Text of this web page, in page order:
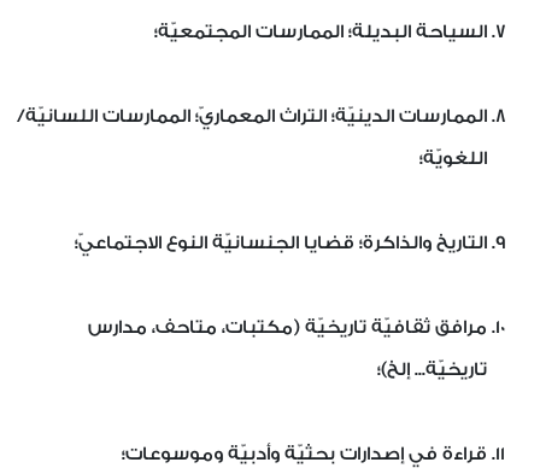
السياحة البديلة؛ الممارسات المجتمعيّة؛
الممارسات الدينيّة؛ التراث المعماريّ؛ الممارسات اللسانيّة/
اللغويّة؛
التاريخ والذاكرة؛ قضايا الجنسانيّة النوع الاجتماعيّ؛
مرافق ثقافيّة تاريخيّة (مكتبات، متاحف، مدارس
تاريخيّة... إلخ)؛
قراءة في إصدارات بحثيّة وأدبيّة وموسوعات؛